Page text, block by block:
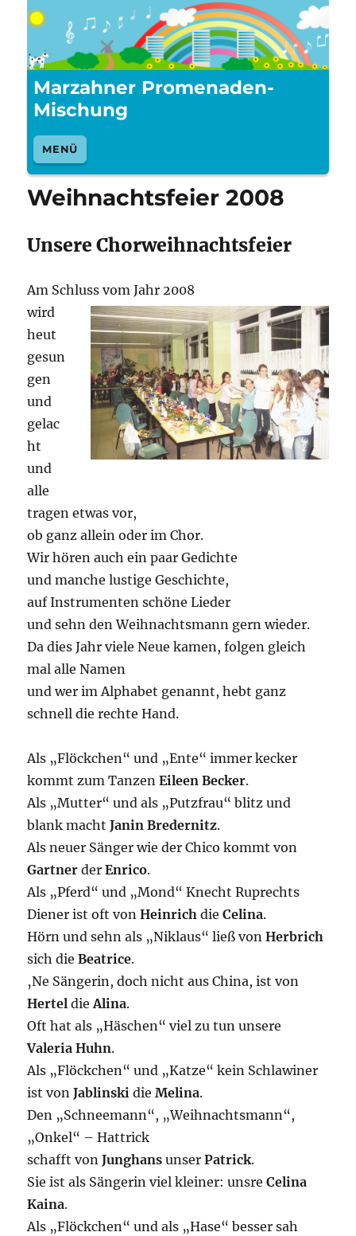
Marzahner Promenaden-
Mischung
MENÜ
Weihnachtsfeier 2008
Unsere Chorweihnachtsfeier
Am Schluss vom Jahr 2008
wird
heut
gesun
gen
und
gelac
ht
und
alle
tragen etwas vor,
ob ganz allein oder im Chor.
Wir hören auch ein paar Gedichte
und manche lustige Geschichte,
auf Instrumenten schöne Lieder
und sehn den Weihnachtsmann gern wieder.
Da dies Jahr viele Neue kamen, folgen gleich
mal alle Namen
und wer im Alphabet genannt, hebt ganz
schnell die rechte Hand.
Als „Flöckchen“ und „Ente“ immer kecker
kommt zum TanzenEileen Becker.
Als „Mutter“ und als „Putzfrau“ blitz und
blank machtJanin Bredernitz.
Als neuer Sänger wie der Chico kommt von
Gartner derEnrico.
Als „Pferd“ und „Mond“ Knecht Ruprechts
Diener ist oft vonHeinrich dieCelina.
Hörn und sehn als „Niklaus“ ließ vonHerbrich
sich dieBeatrice.
‚Ne Sängerin, doch nicht aus China, ist von
Hertel dieAlina.
Oft hat als „Häschen“ viel zu tun unsere
Valeria Huhn.
Als „Flöckchen“ und „Katze“ kein Schlawiner
ist vonJablinski dieMelina.
Den „Schneemann“, „Weihnachtsmann“,
„Onkel“ – Hattrick
schafft vonJunghans unserPatrick.
Sie ist als Sängerin viel kleiner: unsreCelina
Kaina.
Als „Flöckchen“ und als „Hase“ besser sah